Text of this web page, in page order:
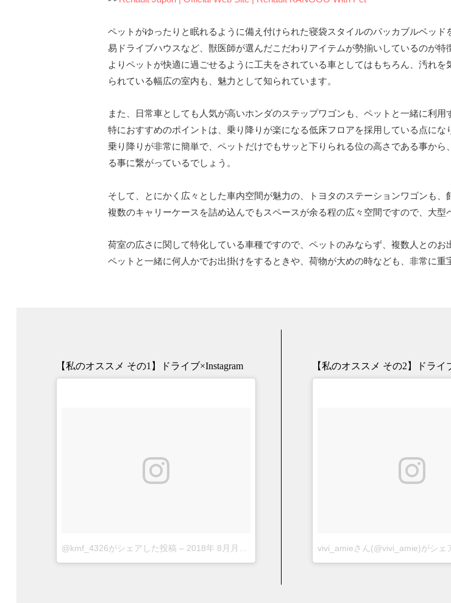
ペットがゆったりと眠れるように備え付けられた寝袋スタイルのパッカブルベッ
易ドライブハウスなど、獣医師が選んだこだわりアイテムが勢揃いしているのが特
よりペットが快適に過ごせるように工夫をされている車としてはもちろん、汚れ
られている幅広の室内も、魅力として知られています。
また、日常車としても人気が高いホンダのステップワゴンも、ペットと一緒に利用
特におすすめのポイントは、乗り降りが楽になる低床フロアを採用している点にな
乗り降りが非常に簡単で、ペットだけでもサッと下りられる位の高さである事か
る事に繋がっているでしょう。
そして、とにかく広々とした車内空間が魅力の、トヨタのステーションワゴンも、
複数のキャリーケースを詰め込んでもスペースが余る程の広々空間ですので、大型
荷室の広さに関して特化している車種ですので、ペットのみならず、複数人とのお
ペットと一緒に何人かでお出掛けをするときや、荷物が大めの時なども、非常に重
【私のオススメ その1】ドライブ×Instagram
@kmf_4326がシェアした投稿 – 2018年 8月月23日午前5時04分PDT
【私のオススメ その2】ドライ
vivi_amieさん(@vivi_amie)がシェ